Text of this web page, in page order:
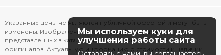
Указанные цены не являются публичной офертой и могут быть
изменены. Изображения товаров на фотографиях,
представленных в каталоге на сайте, могут отличаться от
оригиналов. Актуальную информацию о стоимости и наличии
Мы используем куки для
улучшения работы сайта